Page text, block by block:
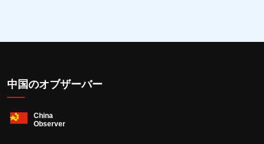
中国のオブザーバー